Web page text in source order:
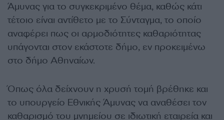
Άμυνας για το συγκεκριμένο θέμα, καθώς κάτι
τέτοιο είναι αντίθετο με το Σύνταγμα, το οποίο
αναφέρει πως οι αρμοδιότητες καθαριότητας
υπάγονται στον εκάστοτε δήμο, εν προκειμένω
στο δήμο Αθηναίων.
Όπως όλα δείχνουν η χρυσή τομή βρέθηκε και
το υπουργείο Εθνικής Άμυνας να αναθέσει τον
καθαρισμό του μνημείου σε ιδιωτική εταιρεία και